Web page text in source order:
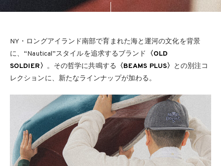
NY・ロングアイランド南部で育まれた海と運河の文化を背景
に、“Nautical”スタイルを追求するブランド
〈OLD
SOLDIER〉 。その哲学に共鳴する 〈BEAMS PLUS〉 との別注コ
レクションに、新たなラインナップが加わる。